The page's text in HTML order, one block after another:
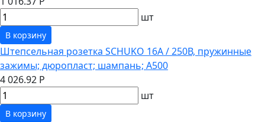
шт
В корзину
Штепсельная розетка SCHUKO 16А / 250В, пружинные
зажимы; дюропласт; шампань; A500
4 026.92 Р
шт
В корзину